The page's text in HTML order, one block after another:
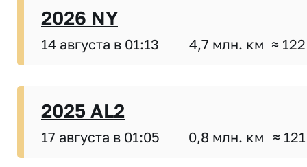
2026 NY
14 августа в 01:13 4,7 млн. км ≈
2025 AL2
17 августа в 01:05 0,8 млн. км ≈